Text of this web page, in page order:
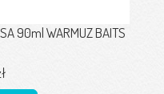
90ml WARMUZ BAITS